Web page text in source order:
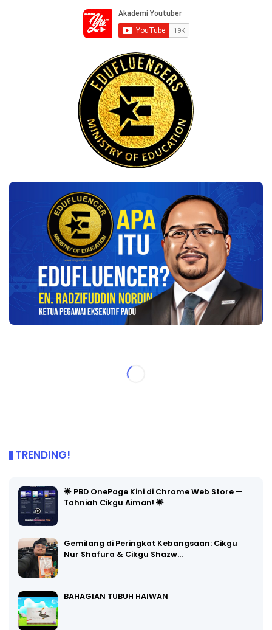
TRENDING!
🌟 PBD OnePage Kini di Chrome Web Store —
Tahniah Cikgu Aiman! 🌟
Gemilang di Peringkat Kebangsaan: Cikgu
Nur Shafura & Cikgu Shazw…
BAHAGIAN TUBUH HAIWAN